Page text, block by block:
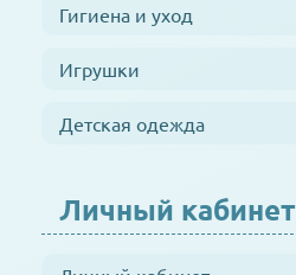
Гигиена и уход
Игрушки
Детская одежда
Личный кабинет